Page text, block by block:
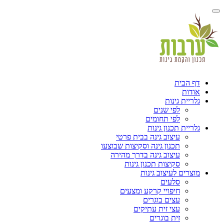
גינות
לפי שנים
לפי תחומים
תכנון גינות
עיצוב גינה בבית פרטי
תכנון גינה וסקיצות שבוצעו
עיצוב גינה בדרך מהירה
סקיצות תכנון גינות
לעיצוב גינות
חיפויי קרקע ומצעים
עצים בוגרים
עצי זית עתיקים
זית בוגרים